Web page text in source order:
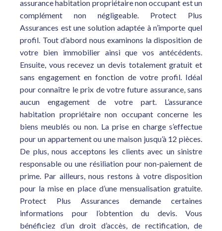
assurance habitation propriétaire non occupant est un
complément non négligeable. Protect Plus
Assurances est une solution adaptée à n’importe quel
profil. Tout d’abord nous examinons la disposition de
votre bien immobilier ainsi que vos antécédents.
Ensuite, vous recevez un devis totalement gratuit et
sans engagement en fonction de votre profil. Idéal
pour connaître le prix de votre future assurance, sans
aucun engagement de votre part. L’assurance
habitation propriétaire non occupant concerne les
biens meublés ou non. La prise en charge s’effectue
pour un appartement ou une maison jusqu’à 12 pièces.
De plus, nous acceptons les clients avec un sinistre
responsable ou une résiliation pour non-paiement de
prime. Par ailleurs, nous restons à votre disposition
pour la mise en place d’une mensualisation gratuite.
Protect Plus Assurances demande certaines
informations pour l’obtention du devis. Vous
bénéficiez d’un droit d’accès, de rectification, de